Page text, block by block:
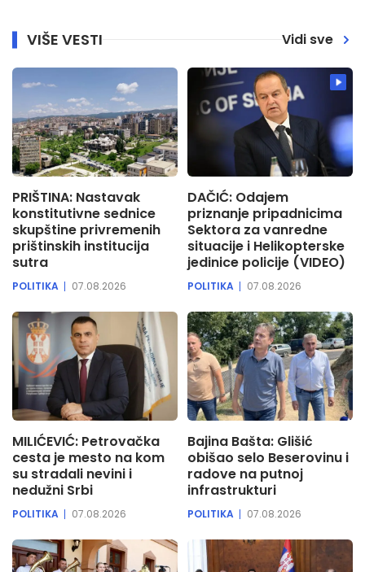
VIŠE VESTI Vidi sve
PRIŠTINA: Nastavak
konstitutivne sednice
skupštine privremenih
prištinskih institucija
sutra
POLITIKA 07.08.2026
DAČIĆ: Odajem
priznanje pripadnicima
Sektora za vanredne
situacije i Helikopterske
jedinice policije (VIDEO)
POLITIKA 07.08.2026
MILIĆEVIĆ: Petrovačka
cesta je mesto na kom
su stradali nevini i
nedužni Srbi
POLITIKA 07.08.2026
Bajina Bašta: Glišić
obišao selo Beserovinu i
radove na putnoj
infrastrukturi
POLITIKA 07.08.2026